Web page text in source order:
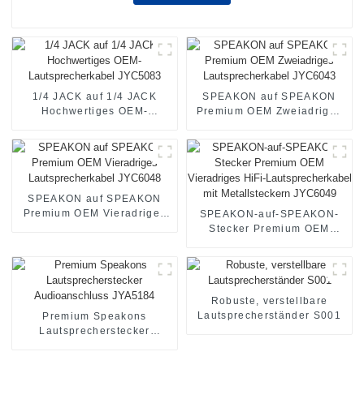
1/4 JACK auf 1/4 JACK
Hochwertiges OEM-
SPEAKON auf SPEAKON
Premium OEM Zweiadriges
SPEAKON auf SPEAKON
Premium OEM Vieradriges
SPEAKON-auf-SPEAKON-
Stecker Premium OEM
Lautsprecherkabel mit
Metallsteckern JYC6049
Premium Speakons
Lautsprecherstecker
Robuste, verstellbare
Lautsprecherständer S001